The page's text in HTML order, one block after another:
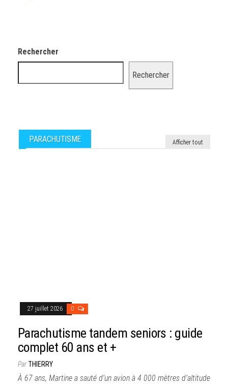
Rechercher
Rechercher
PARACHUTISME Afficher tout
27 juillet 2026 0
Parachutisme tandem seniors : guide
complet 60 ans et +
ParTHIERRY
À 67 ans, Martine a sauté d’un avion à 4 000 mètres d’altitude